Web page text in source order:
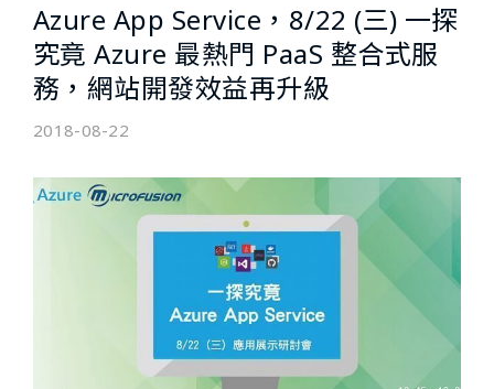
Azure App Service，8/22 (三) 一探
究竟 Azure 最熱門 PaaS 整合式服
務，網站開發效益再升級
2018-08-22